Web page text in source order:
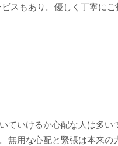
スもあり。優しく丁寧にご
ていけるか心配な人は多
無用な心配と緊張は本来